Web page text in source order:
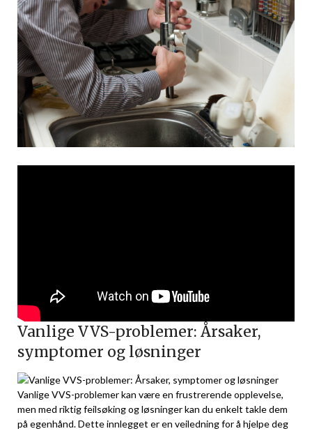
Vanlige VVS-problemer: Årsaker,
⁤symptomer og løsninger
Vanlige VVS-problemer kan være en⁢ frustrerende opplevelse,
men med riktig feilsøking og løsninger kan du enkelt takle dem
på egenhånd. Dette innlegget er ⁢en veiledning for å hjelpe⁢ deg